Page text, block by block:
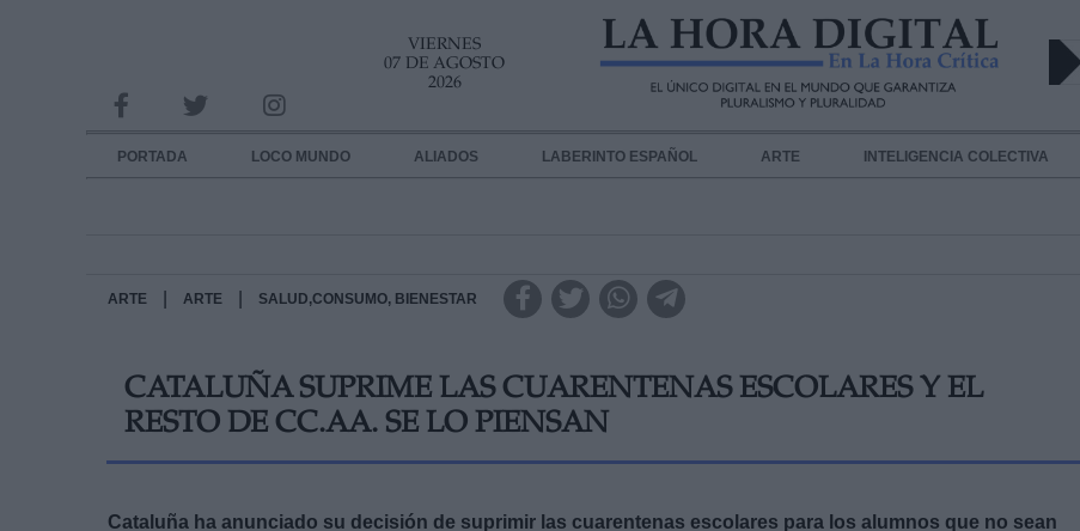
VIERNES
07 DE AGOSTO
2026
PORTADA LOCO MUNDO ALIADOS LABERINTO ESPAÑOL ARTE INTELIGENCIA COLECTIVA
ARTE ARTE SALUD,CONSUMO, BIENESTAR
CATALUÑA SUPRIME LAS CUARENTENAS ESCOLARES Y EL
RESTO DE CC.AA. SE LO PIENSAN
Cataluña ha anunciado su decisión de suprimir las cuarentenas escolares para los alumnos que no sean
INFORMACION SOBRE LA PROTECCIÓN DE TUS DATOS
Responsable:
Destinatarios:
link
Información adicional
link